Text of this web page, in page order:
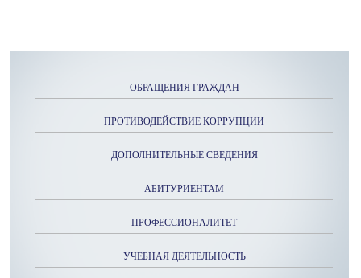
ОБРАЩЕНИЯ ГРАЖДАН
ПРОТИВОДЕЙСТВИЕ КОРРУПЦИИ
ДОПОЛНИТЕЛЬНЫЕ СВЕДЕНИЯ
АБИТУРИЕНТАМ
ПРОФЕССИОНАЛИТЕТ
УЧЕБНАЯ ДЕЯТЕЛЬНОСТЬ